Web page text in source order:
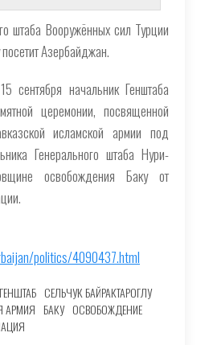
штаба Вооружённых сил Турции
Азербайджан.
сентября начальник Генштаба
церемонии, посвященной
исламской армии под
Генерального штаба Нури-
освобождения Баку от
politics/4090437.html
ГЕНШТАБ СЕЛЬЧУК БАЙРАКТАРОГЛУ
АРМИЯ БАКУ ОСВОБОЖДЕНИЕ